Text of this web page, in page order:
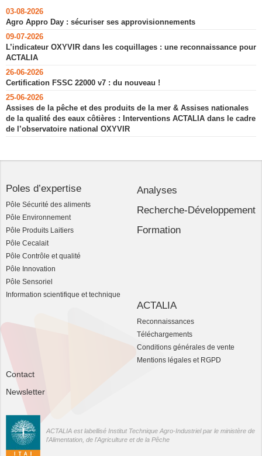
03-08-2026
Agro Appro Day : sécuriser ses approvisionnements
09-07-2026
L’indicateur OXYVIR dans les coquillages : une reconnaissance pour
ACTALIA
26-06-2026
Certification FSSC 22000 v7 : du nouveau !
25-06-2026
Assises de la pêche et des produits de la mer & Assises nationales
de la qualité des eaux côtières : Interventions ACTALIA dans le cadre
de l’observatoire national OXYVIR
Poles d’expertise
Pôle Sécurité des aliments
Pôle Environnement
Pôle Produits Laitiers
Pôle Cecalait
Pôle Contrôle et qualité
Pôle Innovation
Pôle Sensoriel
Information scientifique et technique
Analyses
Recherche-Développement
Formation
ACTALIA
Reconnaissances
Téléchargements
Conditions générales de vente
Mentions légales et RGPD
Contact
Newsletter
ACTALIA est labellisé Institut Technique Agro-Industriel par le ministère de
l'Alimentation, de l'Agriculture et de la Pêche